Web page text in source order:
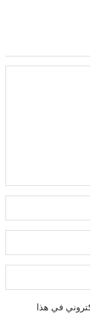
في هذا